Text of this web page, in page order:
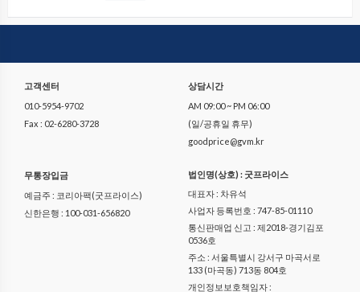
고객센터
010-5954-9702
Fax : 02-6280-3728
상담시간
AM 09:00 ~ PM 06:00
(일/공휴일 휴무)
goodprice@gvm.kr
무통장입금
예금주 : 코리아팩(굿프라이스)
신한은행 : 100-031-656820
법인명(상호) : 굿프라이스
대표자 : 차유석
사업자 등록번호 : 747-85-01110
통신판매업 신고 : 제2018-경기김포
0536호
주소 : 서울특별시 강서구 마곡서로
133 (마곡동) 713동 804호
개인정보보호책임자 :